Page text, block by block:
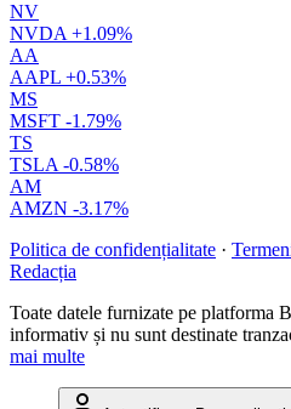
NV
NVDA +1.09%
AA
AAPL +0.53%
MS
MSFT -1.79%
TS
TSLA -0.58%
AM
AMZN -3.17%
Politica de confidențialitate ·
Redacția
Toate datele furnizate pe platforma
informativ și nu sunt destinate
mai multe